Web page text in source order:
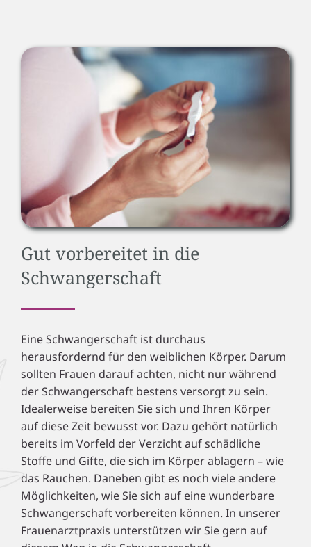
Gut vorbereitet in die
Schwangerschaft
Eine Schwangerschaft ist durchaus
herausfordernd für den weiblichen Körper. Darum
sollten Frauen darauf achten, nicht nur während
der Schwangerschaft bestens versorgt zu sein.
Idealerweise bereiten Sie sich und Ihren Körper
auf diese Zeit bewusst vor. Dazu gehört natürlich
bereits im Vorfeld der Verzicht auf schädliche
Stoffe und Gifte, die sich im Körper ablagern – wie
das Rauchen. Daneben gibt es noch viele andere
Möglichkeiten, wie Sie sich auf eine wunderbare
Schwangerschaft vorbereiten können. In unserer
Frauenarztpraxis unterstützen wir Sie gern auf